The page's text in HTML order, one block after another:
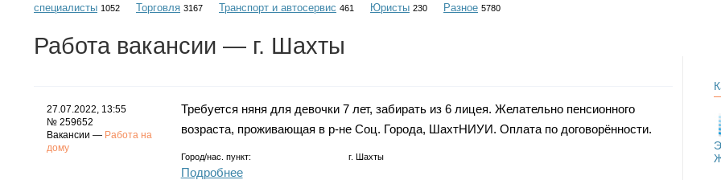
специалисты 1052 Торговля 3167 Транспорт и автосервис 461 Юристы 230 Разное 5780
Работа вакансии — г. Шахты
27.07.2022, 13:55
№ 259652
Вакансии — Работа на
дому
Требуется няня для девочки 7 лет, забирать из 6 лицея. Желательно пенсионного
возраста, проживающая в р-не Соц. Города, ШахтНИУИ. Оплата по договорённости.
Город/нас. пункт: г. Шахты
Подробнее